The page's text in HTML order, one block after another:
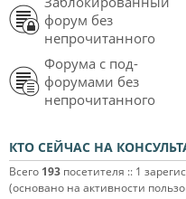
форум без
непрочитанного
Форума с под-
форумами без
непрочитанного
КТО СЕЙЧАС НА
Всего 193 посетителя :: 1
(основано на активности